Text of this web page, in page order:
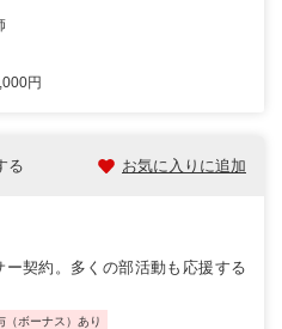
円
る お気に入りに追加
契約。多くの部活動も応援する
（ボーナス）あり